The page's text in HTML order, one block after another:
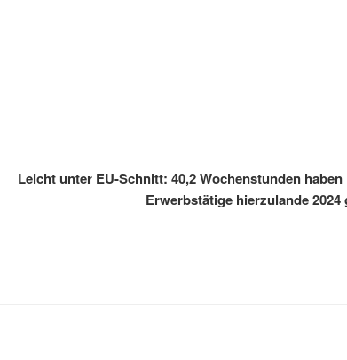
Leicht unter EU-Schnitt: 40,2 Wochenstunden
Erwerbstätige hierzulande 2024